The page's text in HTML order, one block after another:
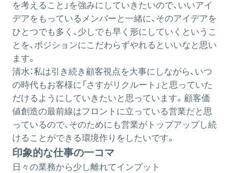
を考えること」を強みにしていきたいので、いいアイ
デアをもっているメンバーと一緒に、そのアイデアを
ひとつでも多く、少しでも早く形にしていくというこ
とを、ポジションにこだわらずやれるといいなと思い
ます。
清水：私は引き続き顧客視点を大事にしながら、いつ
の時代もお客様に「さすがリクルート」と思っていた
だけるようにしていきたいと思っています。顧客価
値創造の最前線はフロントに立っている営業だと思
っているので、そのためにも営業がトップアップし続
けることができる環境作りをしたいです。
印象的な仕事の一コマ
日々の業務から少し離れてインプット